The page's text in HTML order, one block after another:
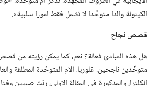
الكينونة والدا متوحِّدا لا تشمل فقط امورا سلبية».‏
قصص نجاح
هل هذه المبادئ فعالة؟‏ نعم،‏ كما يمكن رؤيته من
متوحِّدين ناجحين.‏ ڠلوريا،‏الام المتوحِّدة المطلقة
انكلترا،‏ والمذكورة في المقالة الاولى،‏ ربّت صبيين